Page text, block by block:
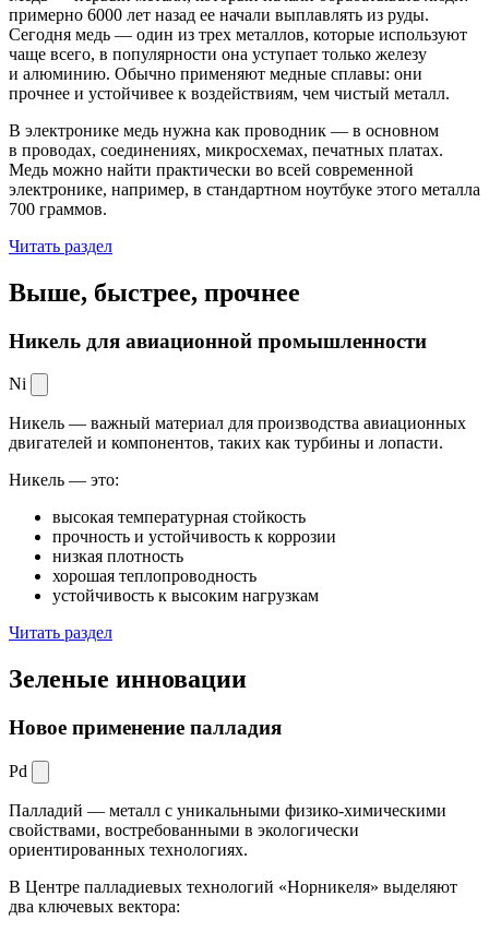
примерно 6000 лет назад ее начали выплавлять из руды.
Сегодня медь — один из трех металлов, которые используют
чаще всего, в популярности она уступает только железу
и алюминию. Обычно применяют медные сплавы: они
прочнее и устойчивее к воздействиям, чем чистый металл.
В электронике медь нужна как проводник — в основном
в проводах, соединениях, микросхемах, печатных платах.
Медь можно найти практически во всей современной
электронике, например, в стандартном ноутбуке этого металла
700 граммов.
Читать раздел
Выше, быстрее, прочнее
Никель для авиационной промышленности
Ni
Никель — важный материал для производства авиационных
двигателей и компонентов, таких как турбины и лопасти.
Никель — это:
высокая температурная стойкость
прочность и устойчивость к коррозии
низкая плотность
хорошая теплопроводность
устойчивость к высоким нагрузкам
Читать раздел
Зеленые инновации
Новое применение палладия
Pd
Палладий — металл с уникальными физико-химическими
свойствами, востребованными в экологически
ориентированных технологиях.
В Центре палладиевых технологий «Норникеля» выделяют
два ключевых вектора: